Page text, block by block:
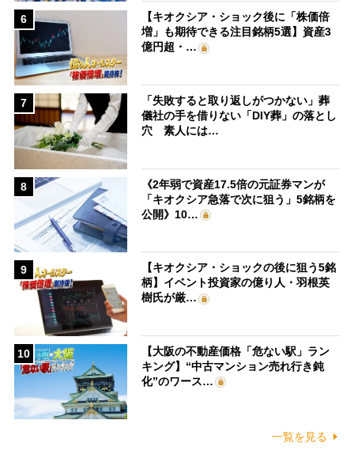
6
【キオクシア・ショック後に「株価倍
増」も期待できる注目銘柄5選】資産3
億円超・…
7
「失敗すると取り返しがつかない」葬
儀社の手を借りない「DIY葬」の落とし
穴 素人には…
8
《2年弱で資産17.5倍の元証券マンが
「キオクシア急落で次に狙う」5銘柄を
公開》10…
9
【キオクシア・ショックの後に狙う5銘
柄】イベント投資家の億り人・羽根英
樹氏が厳…
10
【大阪の不動産価格「危ない駅」ラン
キング】“中古マンション売れ行き鈍
化”のワース…
一覧を見る